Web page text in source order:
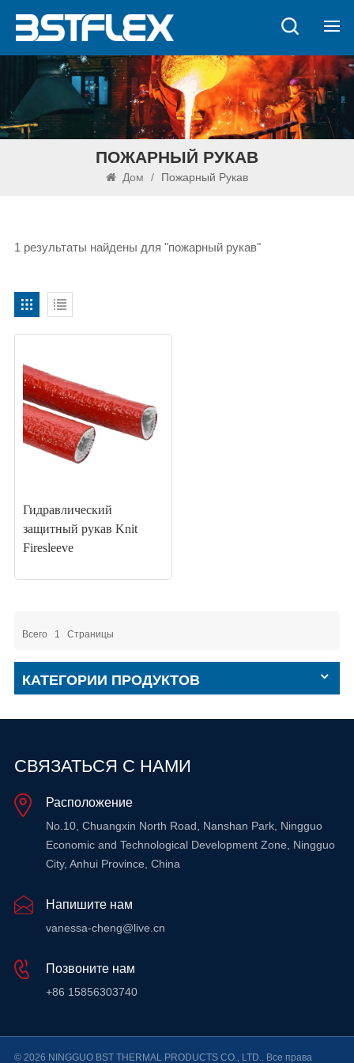
ПОЖАРНЫЙ РУКАВ
Дом / Пожарный Рукав
1 результаты найдены для "пожарный рукав"
Гидравлический
защитный рукав Knit
Firesleeve
Всего 1 Страницы
КАТЕГОРИИ ПРОДУКТОВ
СВЯЗАТЬСЯ С НАМИ
Расположение
No.10, Chuangxin North Road, Nanshan Park, Ningguo
Economic and Technological Development Zone, Ningguo
City, Anhui Province, China
Напишите нам
vanessa-cheng@live.cn
Позвоните нам
+86 15856303740
© 2026 NINGGUO BST THERMAL PRODUCTS CO., LTD.. Все права